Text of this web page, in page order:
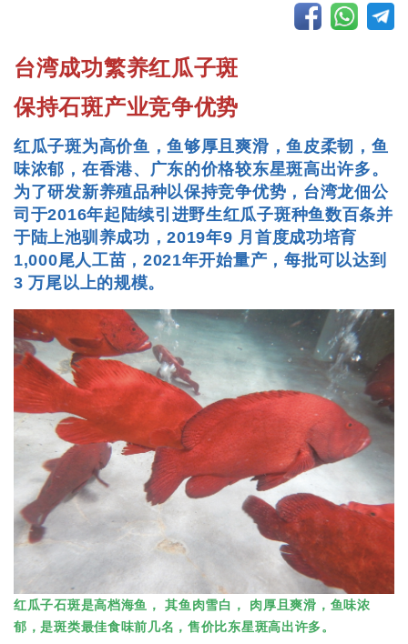
台湾成功繁养红瓜子斑
保持石斑产业竞争优势
红瓜子斑为高价鱼，鱼够厚且爽滑，鱼皮柔韧，鱼
味浓郁，在香港、广东的价格较东星斑高出许多。
为了研发新养殖品种以保持竞争优势，台湾龙佃公
司于2016年起陆续引进野生红瓜子斑种鱼数百条并
于陆上池驯养成功，2019年9 月首度成功培育
1,000尾人工苗，2021年开始量产，每批可以达到
3 万尾以上的规模。
红瓜子石斑是高档海鱼， 其鱼肉雪白， 肉厚且爽滑，鱼味浓
郁，是斑类最佳食味前几名，售价比东星斑高出许多。